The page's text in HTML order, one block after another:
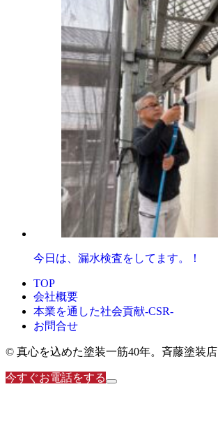
今日は、漏水検査をしてます。！
TOP
会社概要
本業を通した社会貢献-CSR-
お問合せ
© 真心を込めた塗装一筋40年。斉藤塗装店
今すぐお電話をする